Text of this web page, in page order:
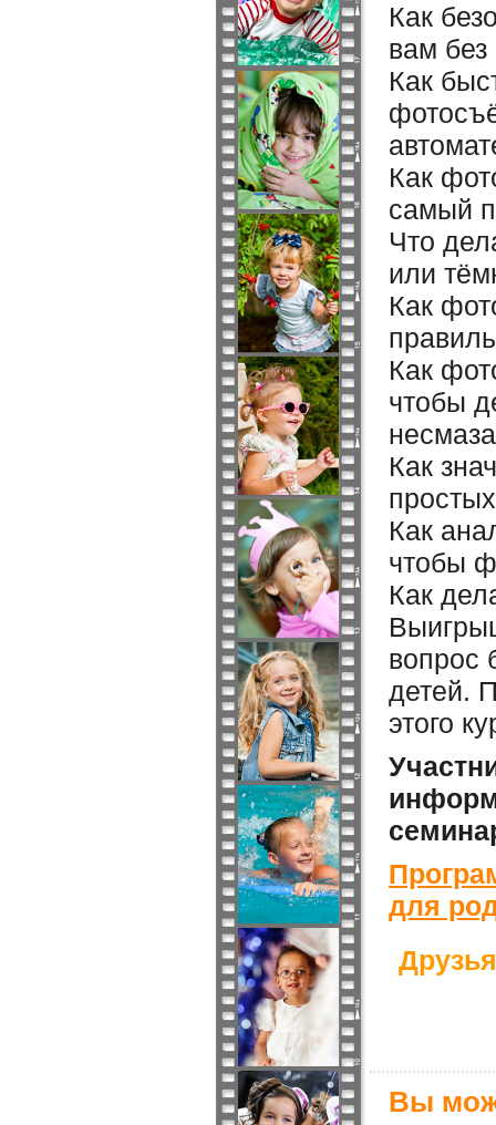
Как
вам
Как
Как
самый
Что
или
Как
Как
чтобы
Как
Как
чтобы
Как
вопрос
детей.
этого
для
Вы